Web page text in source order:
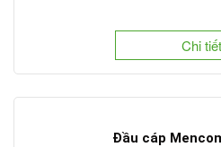
Chi tiết
Đầu cáp